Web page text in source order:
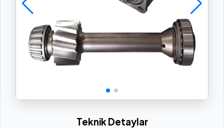
Teknik Detaylar